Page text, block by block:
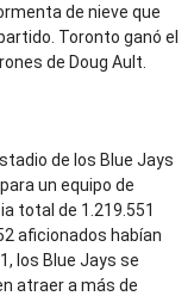
de nieve que
Toronto ganó el
de Doug Ault.
de los Blue Jays
un equipo de
total de 1.219.551
aficionados habían
los Blue Jays se
atraer a más de